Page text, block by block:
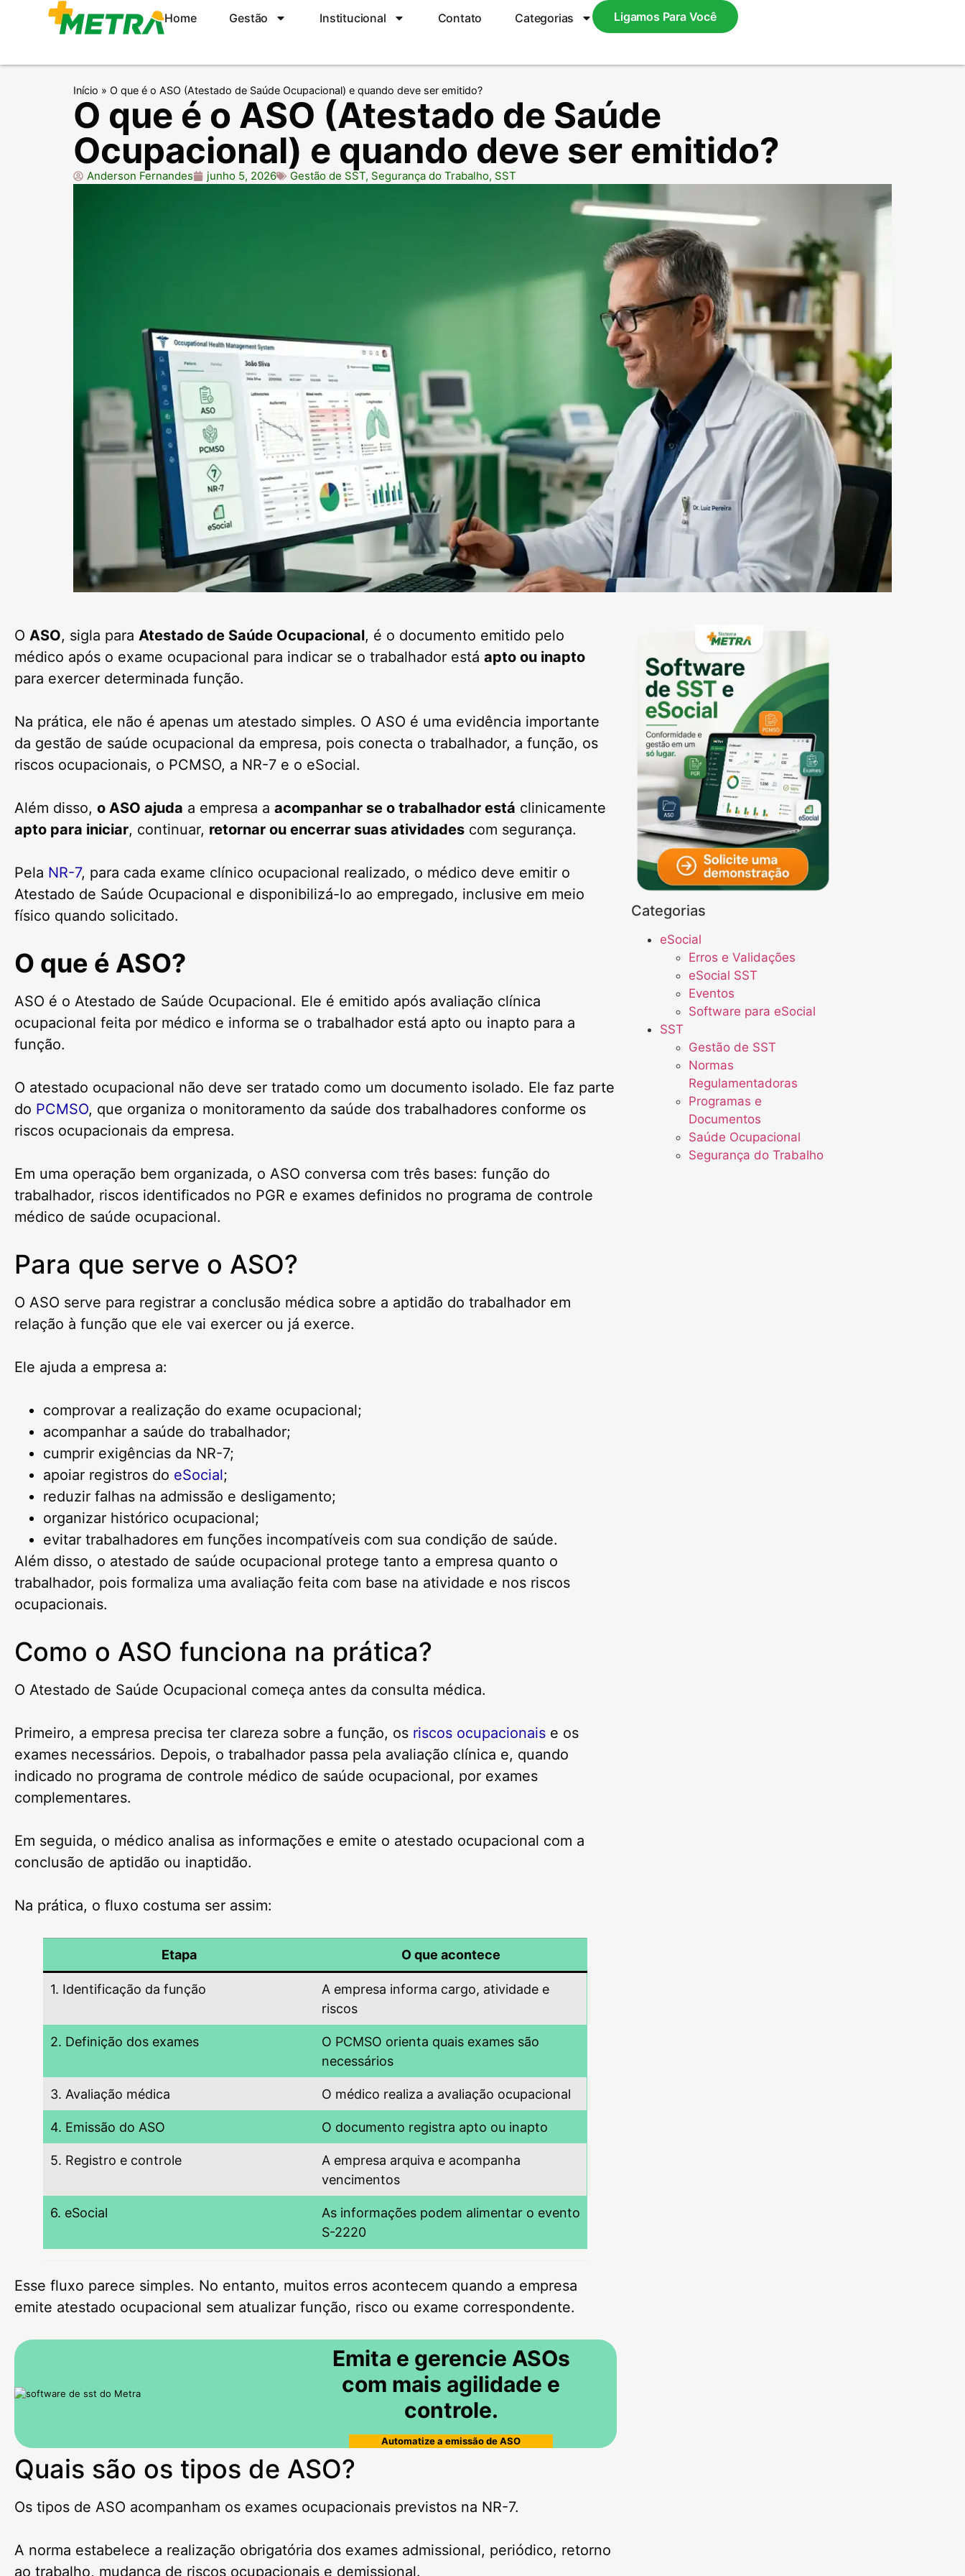
Ligamos Para Você
Home Gestão Institucional Contato Categorias
Início » O que é o ASO (Atestado de Saúde Ocupacional) e quando deve ser emitido?
O que é o ASO (Atestado de Saúde
Ocupacional) e quando deve ser emitido?
Anderson Fernandes junho 5, 2026 Gestão de SST, Segurança do Trabalho, SST
O ASO, sigla para Atestado de Saúde Ocupacional, é o documento emitido pelo
médico após o exame ocupacional para indicar se o trabalhador está apto ou inapto
para exercer determinada função.
Na prática, ele não é apenas um atestado simples. O ASO é uma evidência importante
da gestão de saúde ocupacional da empresa, pois conecta o trabalhador, a função, os
riscos ocupacionais, o PCMSO, a NR-7 e o eSocial.
Além disso, o ASO ajuda a empresa a acompanhar se o trabalhador está clinicamente
apto para iniciar, continuar, retornar ou encerrar suas atividades com segurança.
Pela NR-7, para cada exame clínico ocupacional realizado, o médico deve emitir o
Atestado de Saúde Ocupacional e disponibilizá-lo ao empregado, inclusive em meio
físico quando solicitado.
O que é ASO?
ASO é o Atestado de Saúde Ocupacional. Ele é emitido após avaliação clínica
ocupacional feita por médico e informa se o trabalhador está apto ou inapto para a
função.
O atestado ocupacional não deve ser tratado como um documento isolado. Ele faz parte
do PCMSO, que organiza o monitoramento da saúde dos trabalhadores conforme os
riscos ocupacionais da empresa.
Em uma operação bem organizada, o ASO conversa com três bases: função do
trabalhador, riscos identificados no PGR e exames definidos no programa de controle
médico de saúde ocupacional.
Para que serve o ASO?
O ASO serve para registrar a conclusão médica sobre a aptidão do trabalhador em
relação à função que ele vai exercer ou já exerce.
Ele ajuda a empresa a:
comprovar a realização do exame ocupacional;
acompanhar a saúde do trabalhador;
cumprir exigências da NR-7;
apoiar registros do eSocial;
reduzir falhas na admissão e desligamento;
organizar histórico ocupacional;
evitar trabalhadores em funções incompatíveis com sua condição de saúde.
Além disso, o atestado de saúde ocupacional protege tanto a empresa quanto o
trabalhador, pois formaliza uma avaliação feita com base na atividade e nos riscos
ocupacionais.
Como o ASO funciona na prática?
O Atestado de Saúde Ocupacional começa antes da consulta médica.
Primeiro, a empresa precisa ter clareza sobre a função, os riscos ocupacionais e os
exames necessários. Depois, o trabalhador passa pela avaliação clínica e, quando
indicado no programa de controle médico de saúde ocupacional, por exames
complementares.
Em seguida, o médico analisa as informações e emite o atestado ocupacional com a
conclusão de aptidão ou inaptidão.
Na prática, o fluxo costuma ser assim:
Etapa O que acontece
1. Identificação da função
A empresa informa cargo, atividade e
riscos
2. Definição dos exames
O PCMSO orienta quais exames são
necessários
3. Avaliação médica O médico realiza a avaliação ocupacional
4. Emissão do ASO O documento registra apto ou inapto
5. Registro e controle
A empresa arquiva e acompanha
vencimentos
6. eSocial
As informações podem alimentar o evento
S-2220
Esse fluxo parece simples. No entanto, muitos erros acontecem quando a empresa
emite atestado ocupacional sem atualizar função, risco ou exame correspondente.
Emita e gerencie ASOs
com mais agilidade e
controle.
Automatize a emissão de ASO
Quais são os tipos de ASO?
Os tipos de ASO acompanham os exames ocupacionais previstos na NR-7.
A norma estabelece a realização obrigatória dos exames admissional, periódico, retorno
ao trabalho, mudança de riscos ocupacionais e demissional.
Categorias
eSocial
Erros e Validações
eSocial SST
Eventos
Software para eSocial
SST
Gestão de SST
Normas
Regulamentadoras
Programas e
Documentos
Saúde Ocupacional
Segurança do Trabalho